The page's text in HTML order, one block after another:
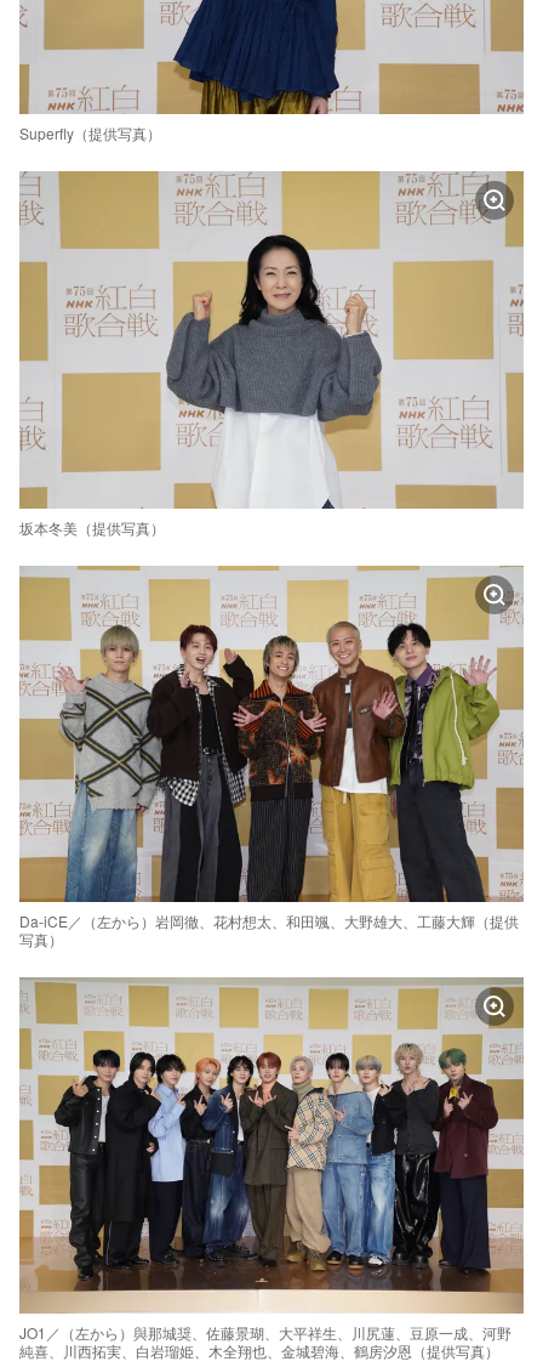
Superfly（提供写真）
坂本冬美（提供写真）
Da-iCE／（左から）岩岡徹、花村想太、和田颯、大野雄大、工藤大輝（提供
写真）
JO1／（左から）與那城奨、佐藤景瑚、大平祥生、川尻蓮、豆原一成、河野
純喜、川西拓実、白岩瑠姫、木全翔也、金城碧海、鶴房汐恩（提供写真）